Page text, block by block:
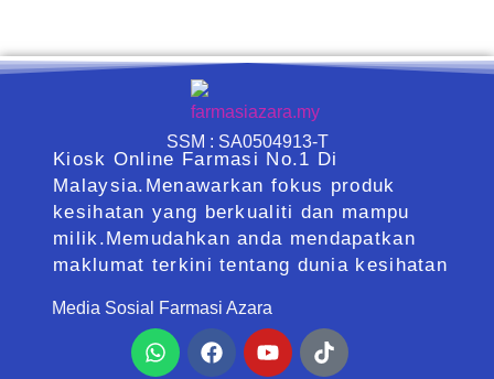
SSM : SA0504913-T
Kiosk Online Farmasi No.1 Di
Malaysia.Menawarkan fokus produk
kesihatan yang berkualiti dan mampu
milik.Memudahkan anda mendapatkan
maklumat terkini tentang dunia kesihatan
Media Sosial Farmasi Azara
WhatsappFacebookYoutubeTiktok